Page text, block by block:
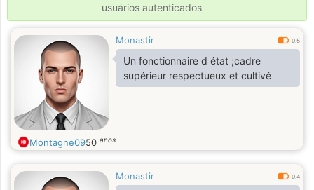
usuários autenticados
Monastir 0.5
Un fonctionnaire d état ;cadre
supérieur respectueux et cultivé
Montagne0950 anos
Monastir 0.4